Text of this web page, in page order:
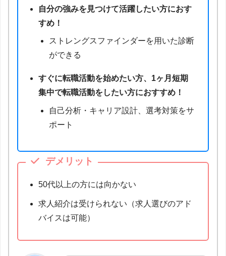
自分の強みを見つけて活躍したい方におす
すめ！
ストレングスファインダーを用いた診断
ができる
すぐに転職活動を始めたい方、1ヶ月短期
集中で転職活動をしたい方におすすめ！
自己分析・キャリア設計、選考対策をサ
ポート
デメリット
50代以上の方には向かない
求人紹介は受けられない（求人選びのアド
バイスは可能）